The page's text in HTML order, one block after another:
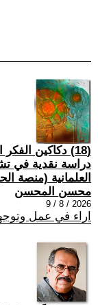
(18) دكاكين
دراسة نقدية في
العلمانية (منصة
محسن المحسن
2026 / 8 / 9
اراء في عمل